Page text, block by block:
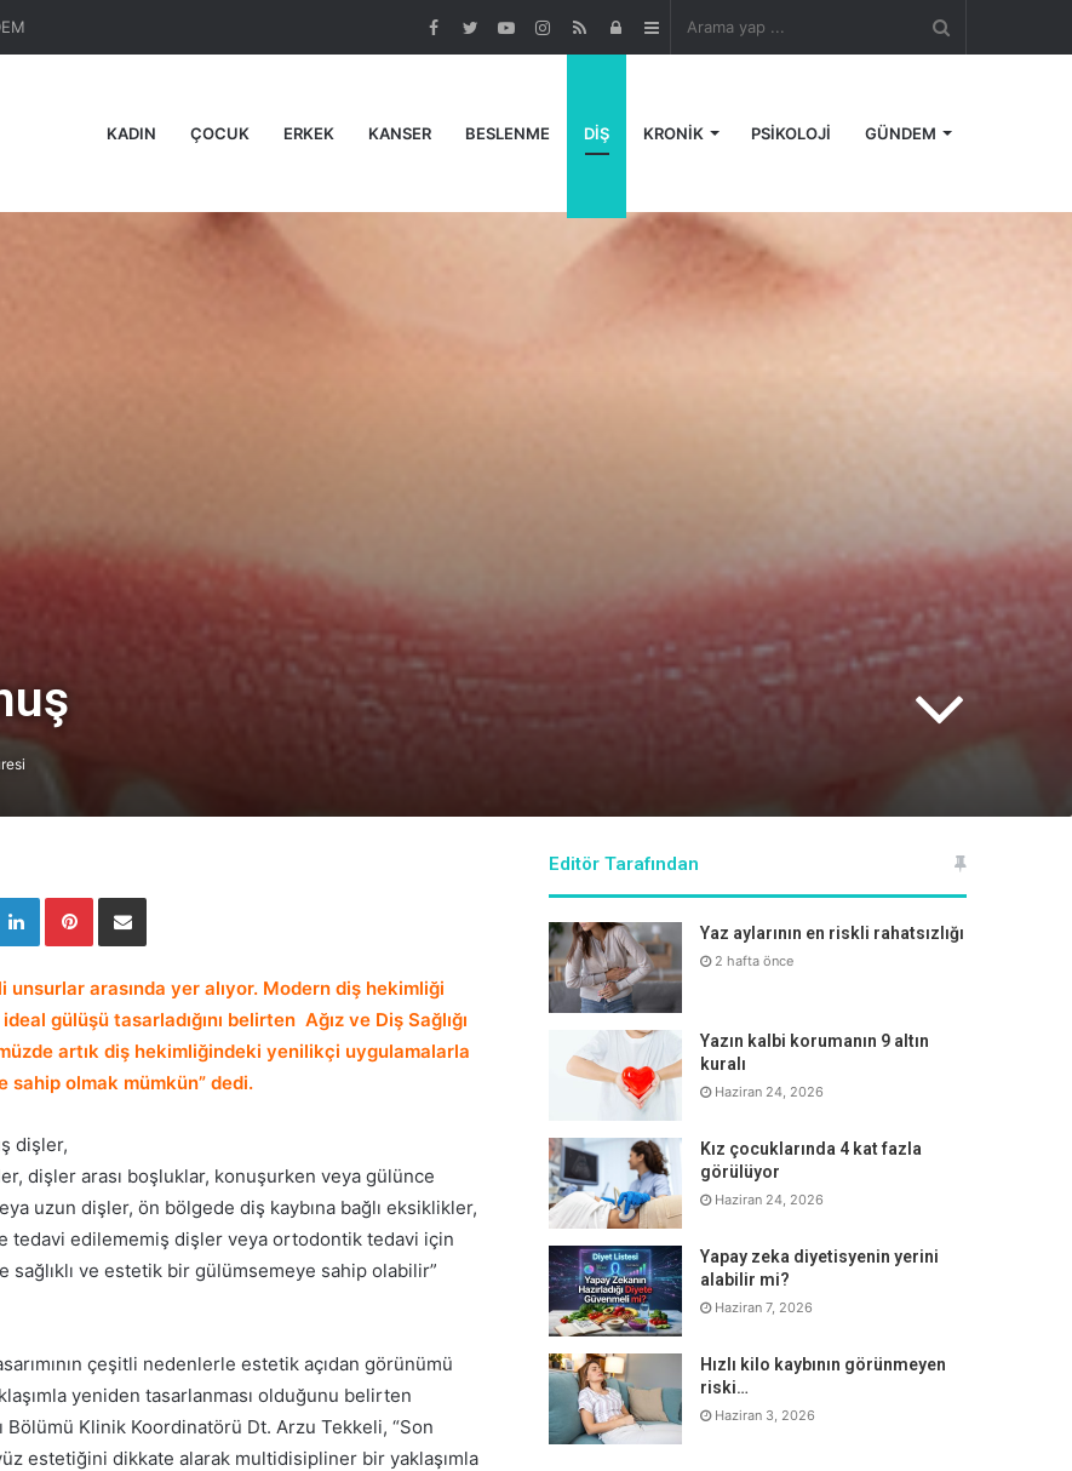
...
Kenar
Kayıt
RSS
Instagram
YouTube
Twitter
Facebook
KADIN ÇOCUK ERKEK KANSER BESLENME DİŞ KRONİK PSİKOLOJİ GÜNDEM
LinkedIn Pinterest
arasında yer alıyor. Modern diş hekimliği
gülüşü tasarladığını belirten Ağız ve Diş Sağlığı
artık diş hekimliğindeki yenilikçi uygulamalarla
olmak mümkün” dedi.
dişler,
dişler arası boşluklar, konuşurken veya gülünce
uzun dişler, ön bölgede diş kaybına bağlı eksiklikler,
tedavi edilememiş dişler veya ortodontik tedavi için
sağlıklı ve estetik bir gülümsemeye sahip olabilir”
çeşitli nedenlerle estetik açıdan görünümü
yeniden tasarlanması olduğunu belirten
Bölümü Klinik Koordinatörü Dt. Arzu Tekkeli, “Son
estetiğini dikkate alarak multidisipliner bir yaklaşımla
Editör Tarafından
Yaz aylarının en riskli rahatsızlığı
2 hafta önce
Yazın kalbi korumanın 9 altın
kuralı
Haziran 24, 2026
Kız çocuklarında 4 kat fazla
görülüyor
Haziran 24, 2026
Yapay zeka diyetisyenin yerini
alabilir mi?
Haziran 7, 2026
Hızlı kilo kaybının görünmeyen
riski…
Haziran 3, 2026